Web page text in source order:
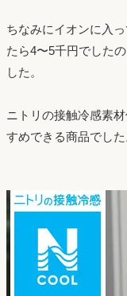
ちなみにイオンに入
たら4〜5千円でした
した。
ニトリの接触冷感素
すめできる商品でした